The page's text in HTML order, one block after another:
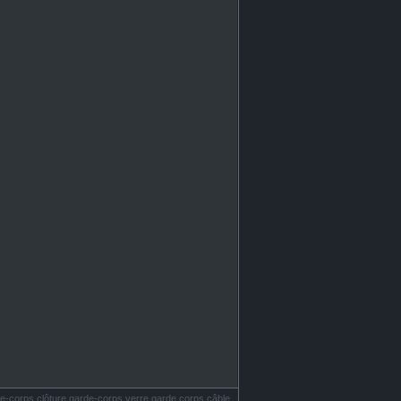
corps clôture garde-corps verre garde corps câble